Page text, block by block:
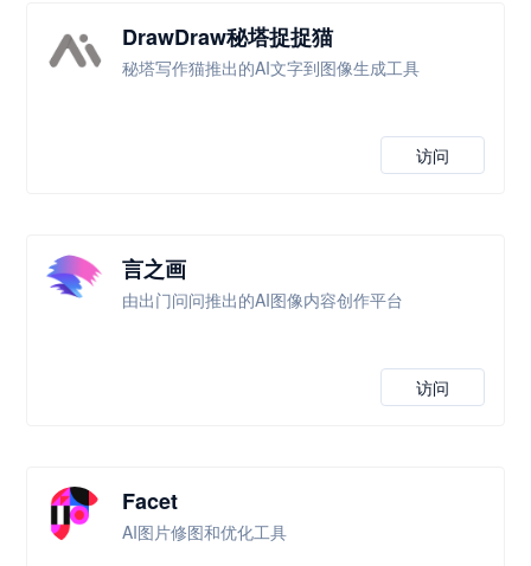
DrawDraw秘塔捉捉猫
秘塔写作猫推出的AI文字到图像生成工具
访问
言之画
由出门问问推出的AI图像内容创作平台
访问
Facet
AI图片修图和优化工具